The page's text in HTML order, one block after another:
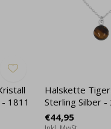
1811
Halskette
Sterling Silber -
€44,95